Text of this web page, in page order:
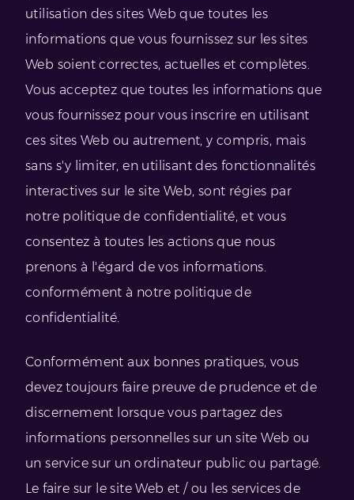
utilisation des sites Web que toutes les
informations que vous fournissez sur les sites
Web soient correctes, actuelles et complètes.
Vous acceptez que toutes les informations que
vous fournissez pour vous inscrire en utilisant
ces sites Web ou autrement, y compris, mais
sans s'y limiter, en utilisant des fonctionnalités
interactives sur le site Web, sont régies par
notre politique de confidentialité, et vous
consentez à toutes les actions que nous
prenons à l'égard de vos informations.
conformément à notre politique de
confidentialité.
Conformément aux bonnes pratiques, vous
devez toujours faire preuve de prudence et de
discernement lorsque vous partagez des
informations personnelles sur un site Web ou
un service sur un ordinateur public ou partagé.
Le faire sur le site Web et / ou les services de